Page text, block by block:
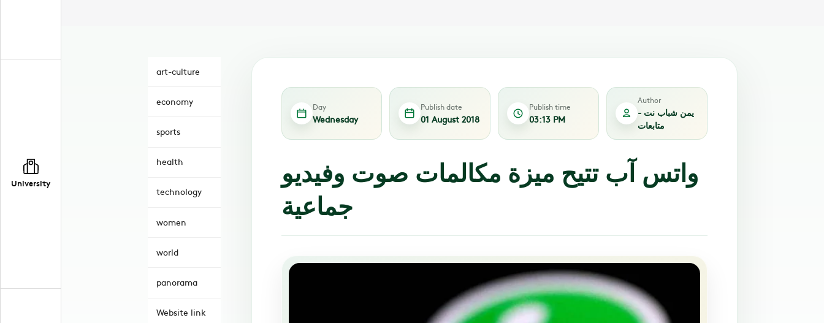
University
art-culture
economy
sports
health
technology
women
world
panorama
Website link
Day
Wednesday
Publish date
01 August 2018
Publish time
03:13 PM
Author
يمن شباب نت -
متابعات
واتس آب تتيح ميزة مكالمات صوت وفيديو
جماعية